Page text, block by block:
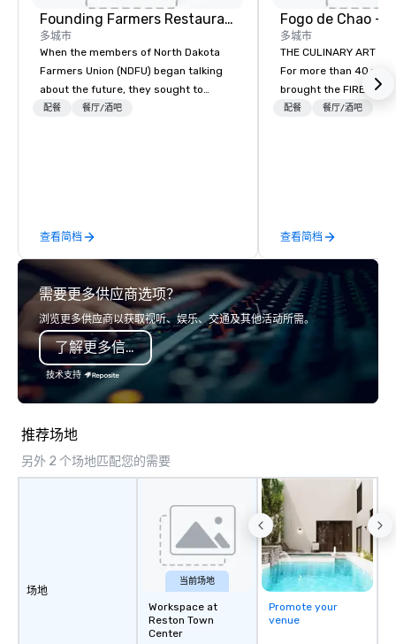
Founding Farmers Restaurant Group
多城市
When the members of North Dakota
Farmers Union (NDFU) began talking
about the future, they sought to
provide a restaurant brand where
and offer foods with additives to
extend shelf life, we’re doing the
opposite. We continually look for
opportunities to add value to all our
ingredients. We source pure
ingredients in order to cook, mix, and
bake our food and beverage items
from scratch, in-house, every day, all
while honoring American family
farmers and their hard-earned
配餐 餐厅/酒吧
查看简档
Fogo de Chao -
多城市
THE CULINARY ART of
For more than 40
brought the FIRE to
experiences and an
Southern Brazil,
friends gather to
from their fresh
you seasonal salads
fresh superfoods
gluten-free, paleo,
casual atmosphere.
small plates. The Tradition The Story
Behind the Flavors
Brazilian Steak House
in the mountainous
Grande do Sul in
the lessons our
learned on their
gave them the
配餐 餐厅/酒吧
查看简档
需要更多供应商选项？
浏览更多供应商以获取视听、娱乐、交通及其他活动所需。
了解更多信息
技术支持
推荐场地
另外 2 个场地匹配您的需要
场地
当前场地
Workspace at
Reston Town
Center
Promote your
venue